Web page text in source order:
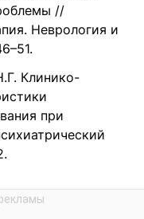
//
Неврология и
Клинико-
при